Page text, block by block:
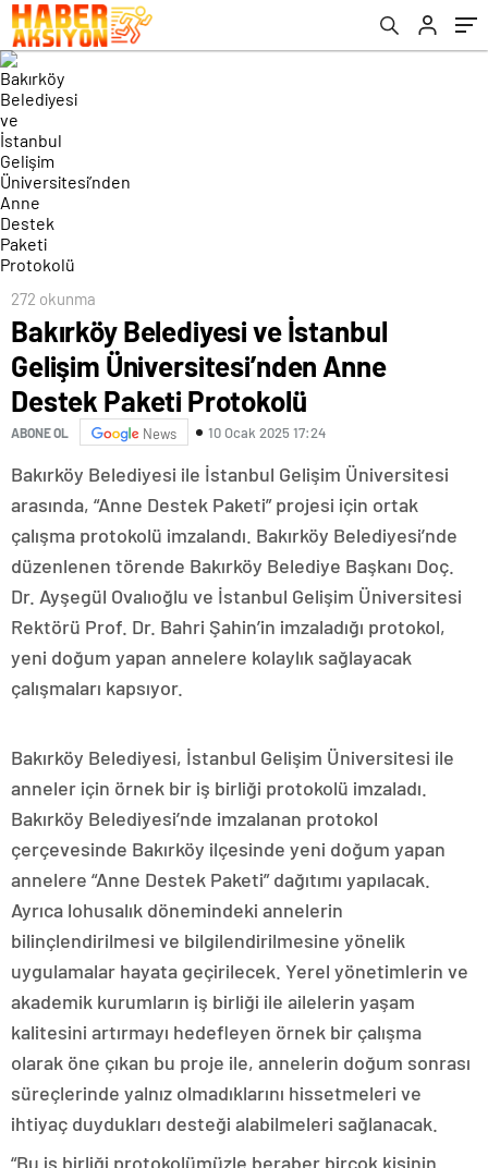
Protokolü
272 okunma
Bakırköy Belediyesi ve İstanbul
Gelişim Üniversitesi’nden Anne
Destek Paketi Protokolü
ABONE OL News 10 Ocak 2025 17:24
Bakırköy Belediyesi ile İstanbul Gelişim Üniversitesi
arasında, “Anne Destek Paketi” projesi için ortak
çalışma protokolü imzalandı. Bakırköy Belediyesi’nde
düzenlenen törende Bakırköy Belediye Başkanı Doç.
Dr. Ayşegül Ovalıoğlu ve İstanbul Gelişim Üniversitesi
Rektörü Prof. Dr. Bahri Şahin’in imzaladığı protokol,
yeni doğum yapan annelere kolaylık sağlayacak
çalışmaları kapsıyor.
Bakırköy Belediyesi, İstanbul Gelişim Üniversitesi ile
anneler için örnek bir iş birliği protokolü imzaladı.
Bakırköy Belediyesi’nde imzalanan protokol
çerçevesinde Bakırköy ilçesinde yeni doğum yapan
annelere “Anne Destek Paketi” dağıtımı yapılacak.
Ayrıca lohusalık dönemindeki annelerin
bilinçlendirilmesi ve bilgilendirilmesine yönelik
uygulamalar hayata geçirilecek. Yerel yönetimlerin ve
akademik kurumların iş birliği ile ailelerin yaşam
kalitesini artırmayı hedefleyen örnek bir çalışma
olarak öne çıkan bu proje ile, annelerin doğum sonrası
süreçlerinde yalnız olmadıklarını hissetmeleri ve
ihtiyaç duydukları desteği alabilmeleri sağlanacak.
“Bu iş birliği protokolümüzle beraber birçok kişinin